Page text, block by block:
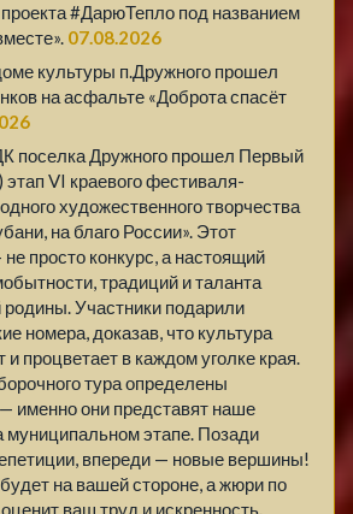
#ДарюТепло под названием
07.08.2026
культуры п.Дружного прошел
на асфальте «Доброта спасёт
поселка Дружного прошел Первый
VI краевого фестиваля-
художественного творчества
на благо России». Этот
просто конкурс, а настоящий
традиций и таланта
Участники подарили
номера, доказав, что культура
и процветает в каждом уголке края.
тура определены
именно они представят наше
муниципальном этапе. Позади
впереди — новые вершины!
на вашей стороне, а жюри по
ваш труд и искренность.